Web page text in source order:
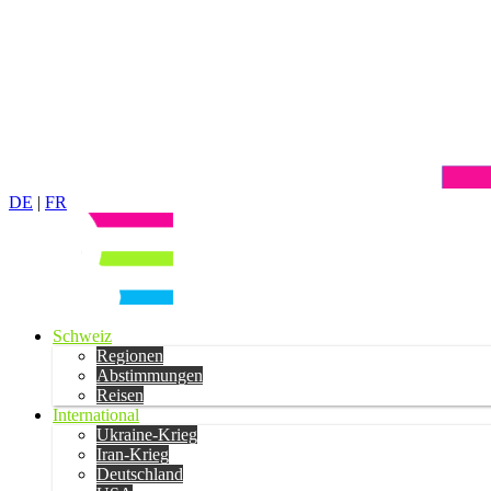
DE | FR
Schweiz
Regionen
Abstimmungen
Reisen
International
Ukraine-Krieg
Iran-Krieg
Deutschland